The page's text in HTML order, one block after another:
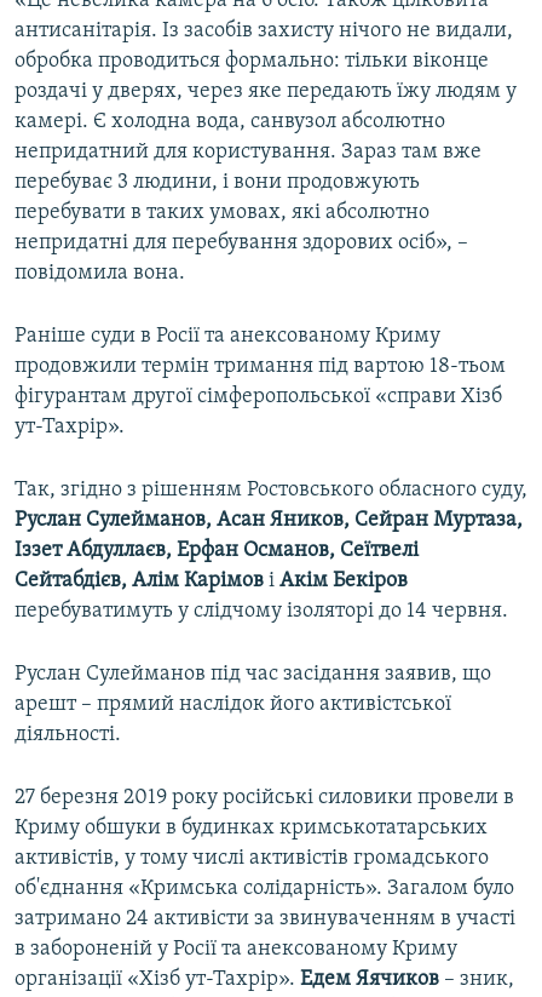
антисанітарія. Із засобів захисту нічого не видали,
обробка проводиться формально: тільки віконце
роздачі у дверях, через яке передають їжу людям у
камері. Є холодна вода, санвузол абсолютно
непридатний для користування. Зараз там вже
перебуває 3 людини, і вони продовжують
перебувати в таких умовах, які абсолютно
непридатні для перебування здорових осіб», –
повідомила вона.
Раніше суди в Росії та анексованому Криму
продовжили термін тримання під вартою 18-тьом
фігурантам другої сімферопольської «справи Хізб
ут-Тахрір».
Так, згідно з рішенням Ростовського обласного суду,
Руслан Сулейманов, Асан Яников, Сейран Муртаза,
Іззет Абдуллаєв, Ерфан Османов, Сеїтвелі
Сейтабдієв, Алім Карімов і Акім Бекіров
перебуватимуть у слідчому ізоляторі до 14 червня.
Руслан Сулейманов під час засідання заявив, що
арешт – прямий наслідок його активістської
діяльності.
27 березня 2019 року російські силовики провели в
Криму обшуки в будинках кримськотатарських
активістів, у тому числі активістів громадського
об'єднання «Кримська солідарність». Загалом було
затримано 24 активісти за звинуваченням в участі
в забороненій у Росії та анексованому Криму
організації «Хізб ут-Тахрір». Едем Яячиков – зник,